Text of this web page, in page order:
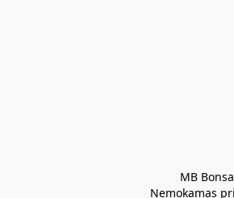
MB
Nemokamas